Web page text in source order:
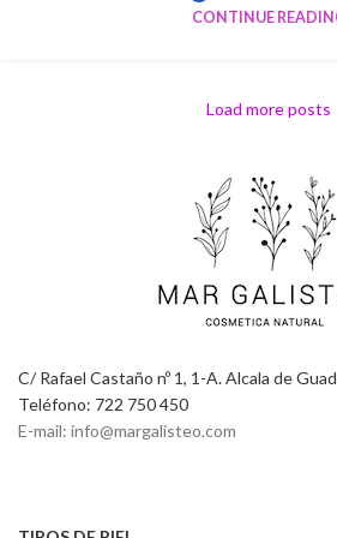
CONTINUE
Load more posts
C/ Rafael Castaño nº 1, 1-A. Alcala de
Teléfono: 722 750 450
E-mail: info@margalisteo.com